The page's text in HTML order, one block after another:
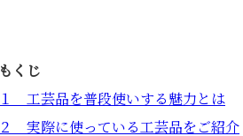
もくじ
１ 工芸品を普段使いする魅力とは
２ 実際に使っている工芸品をご紹介